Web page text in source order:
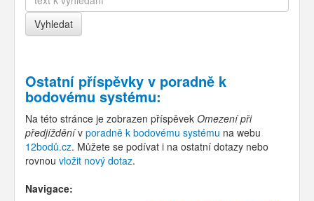
Ostatní příspěvky v poradně k
bodovému systému:
Na této stránce je zobrazen příspěvek Omezení při
předjížděnív poradně k bodovému systému na webu
12bodů.cz. Můžete se podívat i na ostatní dotazy nebo
rovnou vložit nový dotaz.
Navigace: